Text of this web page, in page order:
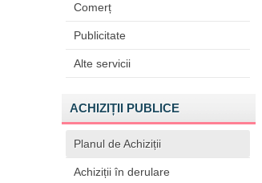
Comerț
Publicitate
Alte servicii
ACHIZIȚII PUBLICE
Planul de Achiziții
Achiziții în derulare